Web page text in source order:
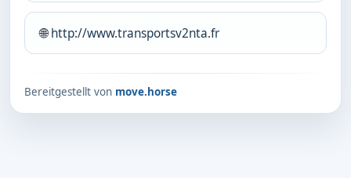
🌐 http://www.transportsv2nta.fr
Bereitgestellt von move.horse